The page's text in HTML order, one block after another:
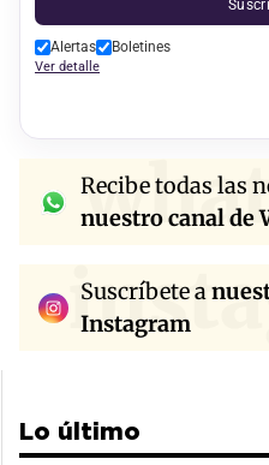
Alertas Boletines
Ver detalle
Recibe todas las
nuestro canal de
Suscríbete a
Instagram
Lo último